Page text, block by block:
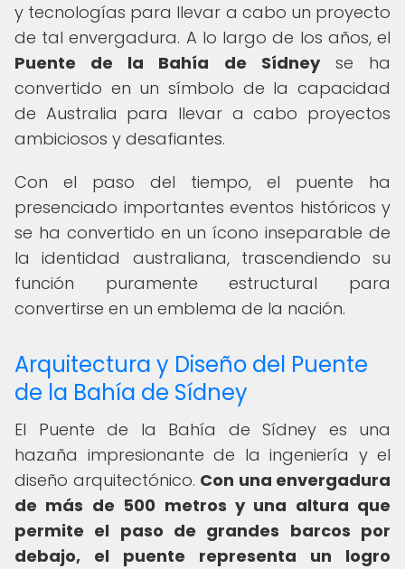
y tecnologías para llevar a cabo un proyecto
de tal envergadura. A lo largo de los años, el
Puente de la Bahía de Sídneyse ha
convertido en un símbolo de la capacidad
de Australia para llevar a cabo proyectos
ambiciosos y desafiantes.
Con el paso del tiempo, el puente ha
presenciado importantes eventos históricos y
se ha convertido en un ícono inseparable de
la identidad australiana, trascendiendo su
función puramente estructural para
convertirse en un emblema de la nación.
Arquitectura y Diseño del Puente
de la Bahía de Sídney
El Puente de la Bahía de Sídney es una
hazaña impresionante de la ingeniería y el
diseño arquitectónico. Con una envergadura
de más de 500 metros y una altura que
permite el paso de grandes barcos por
debajo, el puente representa un logro